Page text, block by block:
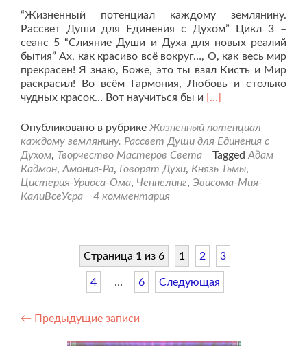
“Жизненный потенциал каждому землянину.
Рассвет Души для Единения с Духом” Цикл 3 –
сеанс 5 “Слияние Души и Духа для новых реалий
бытия” Ах, как красиво всё вокруг…, О, как весь мир
прекрасен! Я знаю, Боже, это ты взял Кисть и Мир
раскрасил! Во всём Гармония, Любовь и столько
чудных красок… Вот научиться бы и Читать
проСлияние
Души
Духа
для
5.
[…]
Опубликовано в рубрике Жизненный потенциал
каждому землянину. Рассвет Души для Единения с
Духом, Творчество Мастеров Света TaggedАдам
Кадмон,Амония-Ра, Говорят Духи, Князь Тьмы,
Цистерия-Уриоса-Ома, Ченнелинг, Эвисома-Мия-
КалиВсеУсра
4 комментария
Страница 1 из 6 1 2 3
4 … 6 Следующая
Навигация
← Предыдущие записи